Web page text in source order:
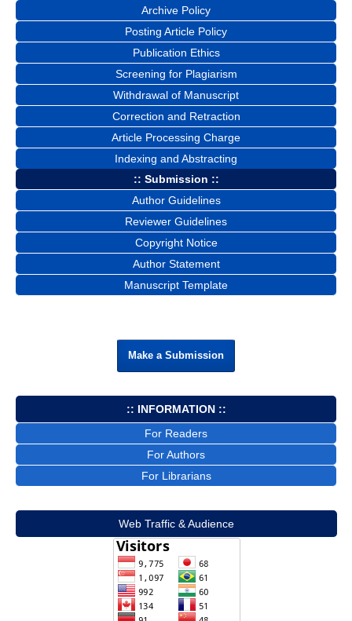
Archive Policy
Posting Article Policy
Publication Ethics
Screening for Plagiarism
Withdrawal of Manuscript
Correction and Retraction
Article Processing Charge
Indexing and Abstracting
:: Submission ::
Author Guidelines
Reviewer Guidelines
Copyright Notice
Author Statement
Manuscript Template
Make a Submission
:: INFORMATION ::
For Readers
For Authors
For Librarians
Web Traffic & Audience